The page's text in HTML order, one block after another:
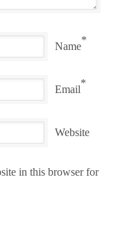
Name
*
Email
*
Website
in this browser for